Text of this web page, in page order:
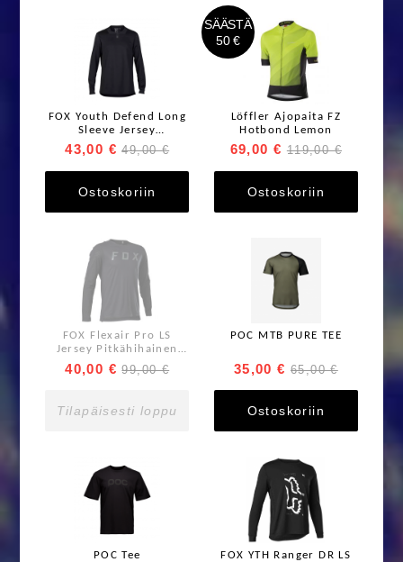
FOX Youth Defend Long
Sleeve Jersey
pitkähihainen ajoaita
43,00 € 49,00 €
Ostoskoriin
SÄÄSTÄ
50 €
Löffler Ajopaita FZ
Hotbond Lemon
69,00 € 119,00 €
Ostoskoriin
FOX Flexair Pro LS
Jersey Pitkähihainen
ajopaita
40,00 € 99,00 €
Tilapäisesti loppu
POC MTB PURE TEE
35,00 € 65,00 €
Ostoskoriin
POC Tee
FOX YTH Ranger DR LS